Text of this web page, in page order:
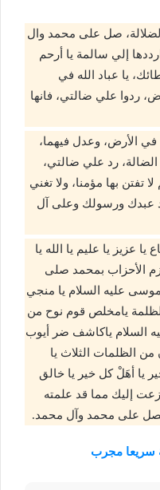
الضلالة، صل على محمد وال
إلي سالمة يا أرحم
يا عباد الله في
ردوا علي ضالتي، فانها
في الأرض، وعدل فيهما،
الضالة، رد علي ضالتي،
تفتن بها مؤمنا، ولا تغني
عبدك ورسولك وعلى آل
عزيز يا عليم يا الله يا
الأحزاب بمحمد صلى
عليه السلام يا منجي
يامخلص قوم نوح من
السلام ياكاشف ضر أيوب
الظلمات الثلاث يا
يا أهَلْ كل خير يا خالق
إليك مما قد علمته
على محمد وآل محمد.
سريعا مجرب